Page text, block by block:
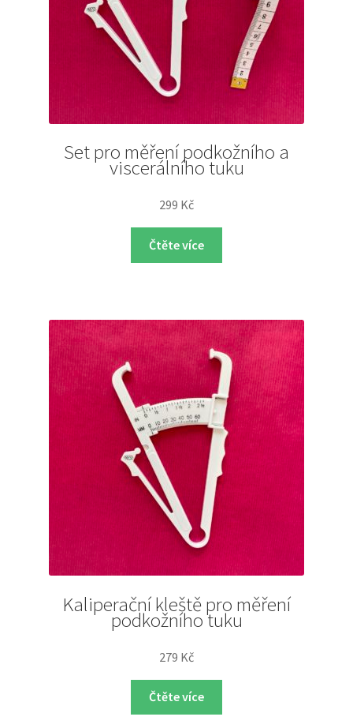
Set pro měření podkožního a
viscerálního tuku
299 Kč
Čtěte více
Kaliperační kleště pro měření
podkožního tuku
279 Kč
Čtěte více